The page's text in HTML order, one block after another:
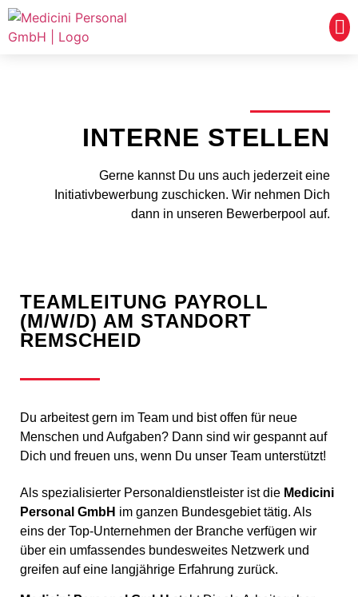
INTERNE STELLEN
Gerne kannst Du uns auch jederzeit eine
Initiativbewerbung zuschicken. Wir nehmen Dich
dann in unseren Bewerberpool auf.
TEAMLEITUNG PAYROLL
(M/W/D) AM STANDORT
REMSCHEID
Du arbeitest gern im Team und bist offen für neue
Menschen und Aufgaben? Dann sind wir gespannt auf
Dich und freuen uns, wenn Du unser Team unterstützt!
Als spezialisierter Personaldienstleister ist die Medicini
Personal GmbH im ganzen Bundesgebiet tätig. Als
eins der Top-Unternehmen der Branche verfügen wir
über ein umfassendes bundesweites Netzwerk und
greifen auf eine langjährige Erfahrung zurück.